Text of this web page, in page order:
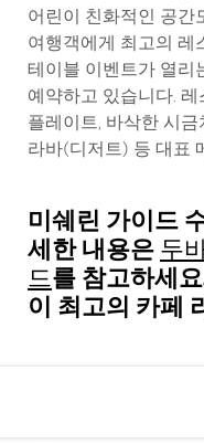
어린이 친화적인 공간
여행객에게 최고의 레
테이블 이벤트가 열리
예약하고 있습니다.
플레이트, 바삭한 시
라바(디저트) 등 대표
미쉐린 가이드
세한 내용은두
드를 참고하세
이 최고의 카페